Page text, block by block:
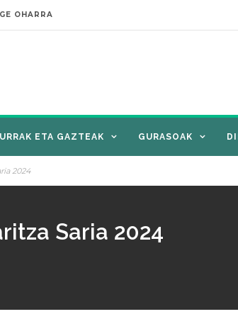
OHARRA
ETA GAZTEAK GURASOAK
2024
Saria 2024